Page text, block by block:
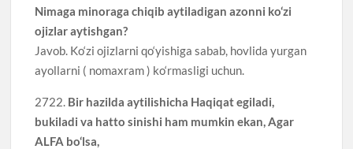
Nimaga minoraga chiqib aytiladigan azonni ko‘zi
ojizlar aytishgan?
Javob. Ko‘zi ojizlarni qo‘yishiga sabab, hovlida yurgan
ayollarni ( nomaxram ) ko‘rmasligi uchun.
2722. Bir hazilda aytilishicha Haqiqat egiladi,
bukiladi va hatto sinishi ham mumkin ekan, Agar
ALFA bo‘lsa,